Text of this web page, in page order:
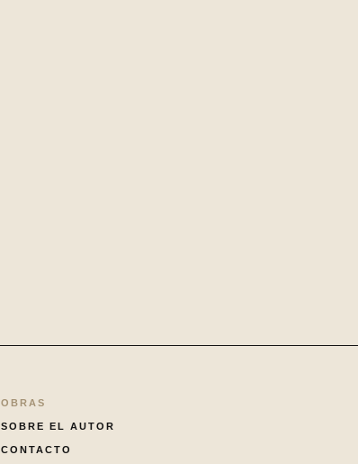
OBRAS
SOBRE EL AUTOR
CONTACTO